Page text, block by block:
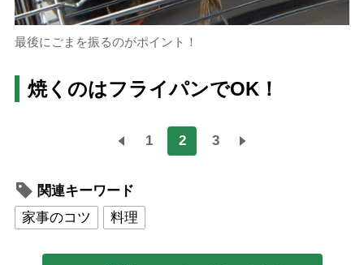
最後にごまを振るのがポイント！
焼くのはフライパンでOK！
1 2 3
関連キーワード
家事のコツ
料理